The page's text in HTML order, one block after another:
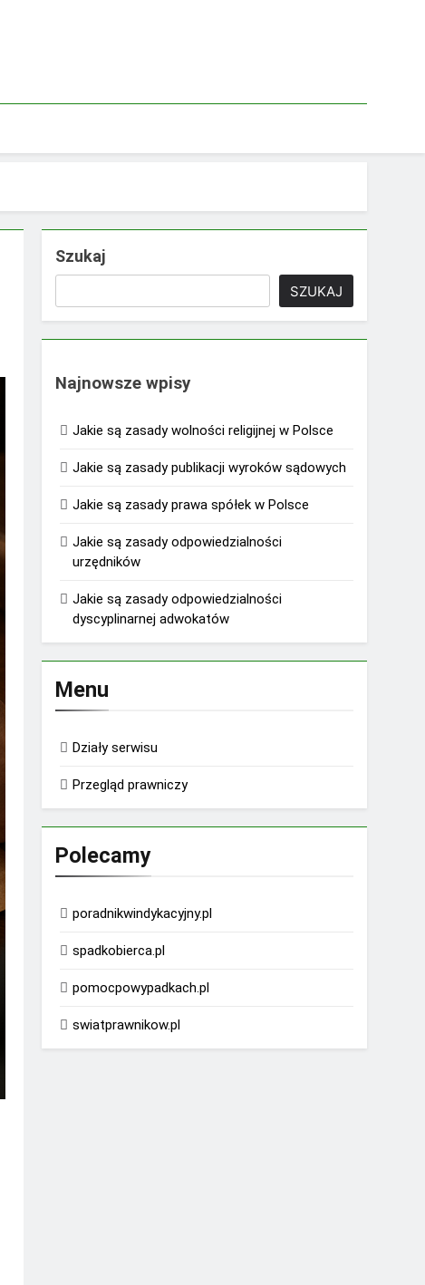
Szukaj
SZUKAJ
Najnowsze wpisy
Jakie są zasady wolności religijnej w Polsce
Jakie są zasady publikacji wyroków sądowych
Jakie są zasady prawa spółek w Polsce
Jakie są zasady odpowiedzialności
urzędników
Jakie są zasady odpowiedzialności
dyscyplinarnej adwokatów
Menu
Działy serwisu
Przegląd prawniczy
Polecamy
poradnikwindykacyjny.pl
spadkobierca.pl
pomocpowypadkach.pl
swiatprawnikow.pl